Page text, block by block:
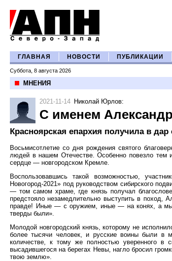
ГЛАВНАЯ НОВОСТИ ПУБЛИКАЦИИ
Суббота, 8 августа 2026
МНЕНИЯ
2021-11-14 Николай Юрлов:
С именем
Красноярская епархия получила в
Восьмисотлетие со дня рождения святого
людей в нашем Отечестве. Особенно повезло тем
сердце — новгородском Кремле.
Воспользовавшись такой возможностью,
Новогород-2021» под руководством сибирского
— том самом храме, где князь получал
предстояло незамедлительно выступить в поход,
правде! Иные — с оружием, иные — на конях, а мы
тверды были».
Молодой новгородский князь, которому не
более тысячи человек, и русские воины были в
количестве, к тому же полностью уверенного в
высадившегося на берегах Невы, нагло бросил
твою землю».